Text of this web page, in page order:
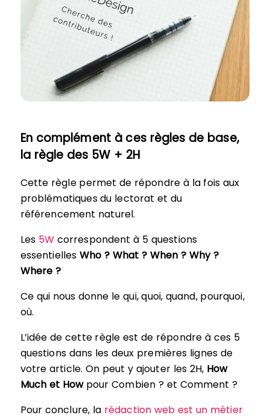
En complément à ces règles de base,
la règle des 5W + 2H
Cette règle permet de répondre à la fois aux
problématiques du lectorat et du
référencement naturel.
Les 5W correspondent à 5 questions
essentiellesWho ? What ? When ? Why ?
Where ?
Ce qui nous donne le qui, quoi, quand, pourquoi,
où.
L’idée de cette règle est de répondre à ces 5
questions dans les deux premières lignes de
votre article. On peut y ajouter les 2H, How
Much et Howpour Combien ? et Comment ?
Pour conclure, la rédaction web est un métier